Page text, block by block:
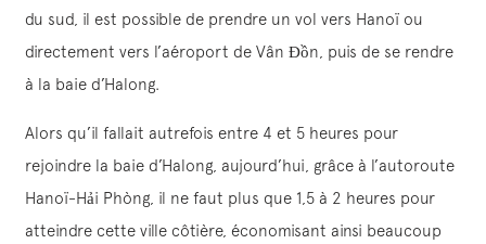
du sud, il est possible de prendre un vol vers Hanoï ou
directement vers l’aéroport de Vân Đồn, puis de se rendre
à la baie d’Halong.
Alors qu’il fallait autrefois entre 4 et 5 heures pour
rejoindre la baie d’Halong, aujourd’hui, grâce à l’autoroute
Hanoï-Hải Phòng, il ne faut plus que 1,5 à 2 heures pour
atteindre cette ville côtière, économisant ainsi beaucoup